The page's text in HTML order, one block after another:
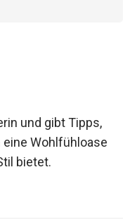
und gibt Tipps,
Wohlfühloase
bietet.